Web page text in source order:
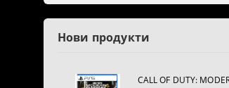
Нови продукти